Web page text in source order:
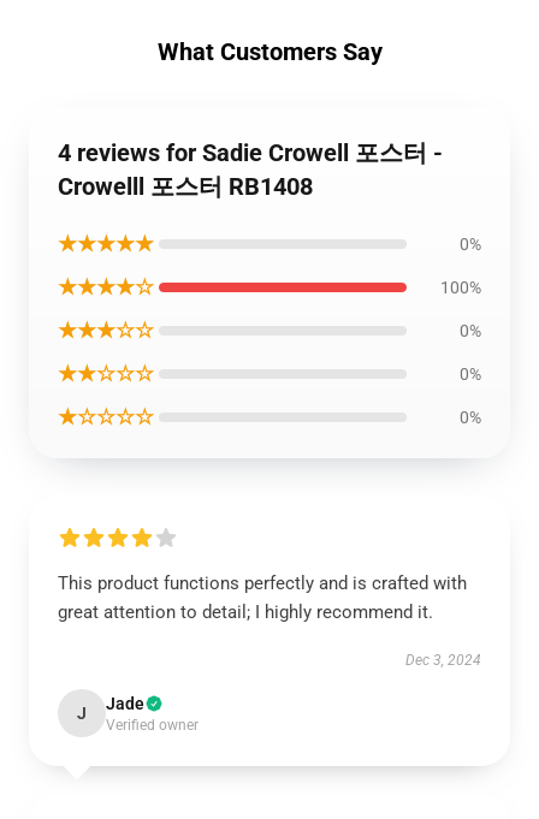
What Customers Say
4 reviews for Sadie Crowell 포스터 -
Crowelll 포스터 RB1408
★★★★★ 0%
★★★★☆ 100%
★★★☆☆ 0%
★★☆☆☆ 0%
★☆☆☆☆ 0%
This product functions perfectly and is crafted with
great attention to detail; I highly recommend it.
Dec 3, 2024
J Jade
Verified owner